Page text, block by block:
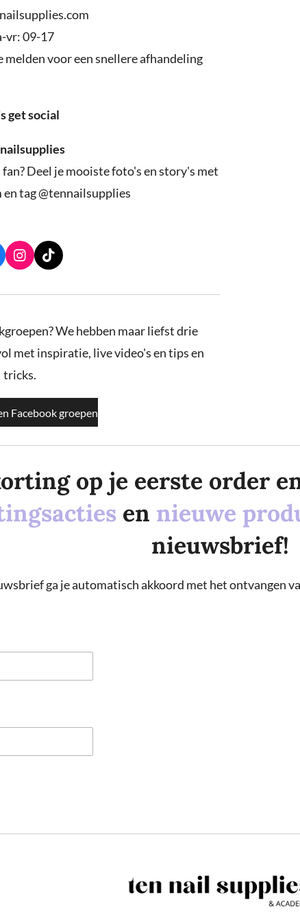
vr: 09-17
voor een snellere afhandeling
get social
Deel je mooiste foto's en story's met
tag @tennailsupplies
I
n
r
a
T
i
k We hebben maar liefst drie
met inspiratie, live video's en tips en
tricks.
Facebook groepen
op je eerste order
en nieuwe
nieuwsbrief!
ga je automatisch akkoord met het ontvangen